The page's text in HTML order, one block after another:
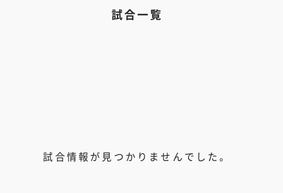
試合一覧
試合情報が見つかりませんでした。